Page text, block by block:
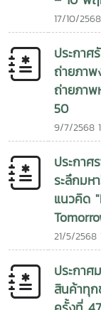
17/10/2568
ประกาศ
ถ่ายภา
ถ่ายภา
50
9/7/2568
ประกาศ
ระลึกมห
แนวคิด
21/5/2568
ประกาศ
สินค้าทุ